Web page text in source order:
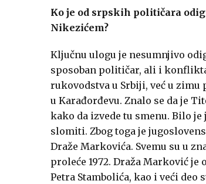
Ko je od srpskih političara
Nikezićem?
Ključnu ulogu je nesumnjivo
sposoban političar, ali i
rukovodstva u Srbiji, već u zimu
u Karađorđevu. Znalo se da je
kako da izvede tu smenu. Bilo
slomiti. Zbog toga je
Draže Markovića. Svemu su u
proleće 1972. Draža Marković
Petra Stambolića, kao i veći